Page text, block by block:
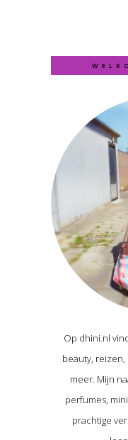
Op dhini.nl
beauty, reizen,
meer. Mijn
perfumes,
prachtige